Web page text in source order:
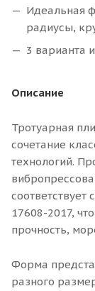
Идеальная
радиусы,
3 варианта
Описание
Тротуарная
сочетание
технологий.
17608-2017,
прочность,
Форма
разного